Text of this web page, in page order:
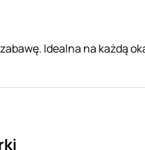
Idealna na każdą